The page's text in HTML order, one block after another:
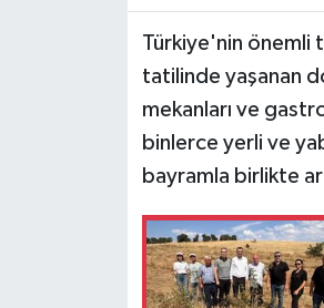
Türkiye'nin önemli
tatilinde yaşanan
mekanları ve
binlerce yerli ve
bayramla birlikte